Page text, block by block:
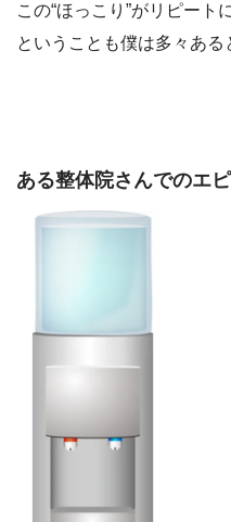
この“ほっこり”がリピート
ということも僕は多々ある
ある整体院さんでのエピ